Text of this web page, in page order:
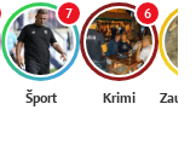
7
Šport
6
Krimi